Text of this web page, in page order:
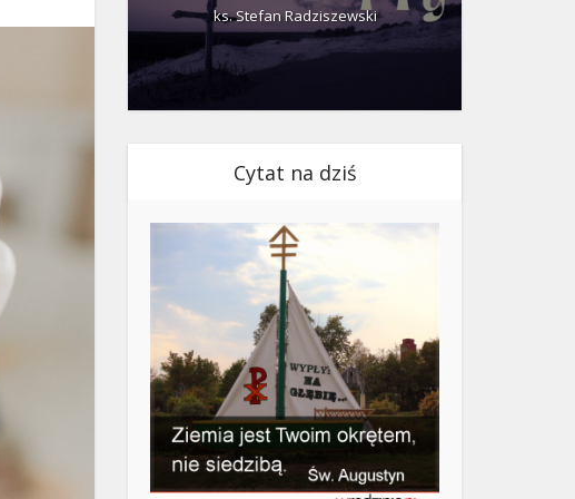
ks. Stefan Radziszewski
Cytat na dziś